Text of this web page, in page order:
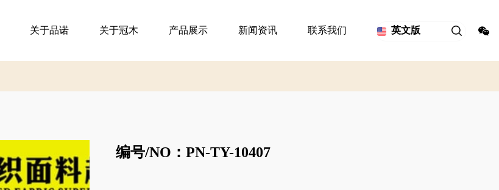
关于品诺 关于冠木 产品展示 新闻资讯 联系我们 英文版
编号/NO：PN-TY-10407